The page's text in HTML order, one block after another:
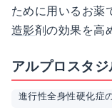
ために用いるお薬
造影剤の効果を高
アルプロスタ
進行性全身性硬化症